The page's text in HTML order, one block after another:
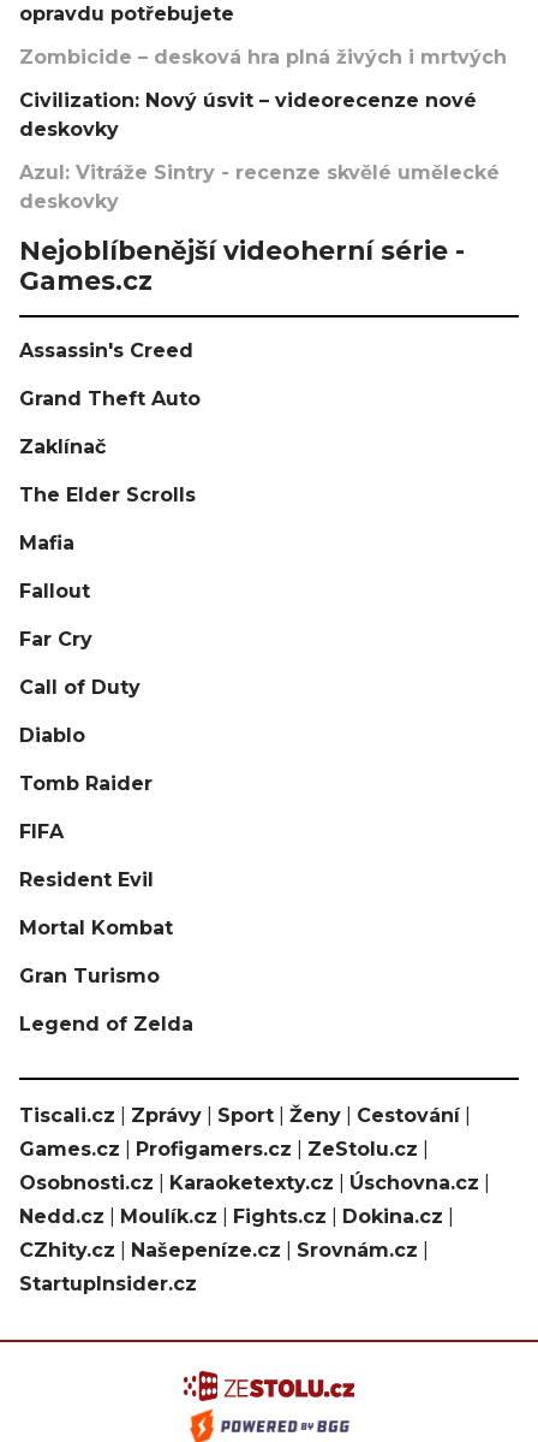
opravdu potřebujete
Zombicide – desková hra plná živých i mrtvých
Civilization: Nový úsvit – videorecenze nové
deskovky
Azul: Vitráže Sintry - recenze skvělé umělecké
deskovky
Nejoblíbenější videoherní série -
Games.cz
Assassin's Creed
Grand Theft Auto
Zaklínač
The Elder Scrolls
Mafia
Fallout
Far Cry
Call of Duty
Diablo
Tomb Raider
FIFA
Resident Evil
Mortal Kombat
Gran Turismo
Legend of Zelda
Tiscali.cz Zprávy Sport Ženy Cestování|
Games.cz
Profigamers.cz ZeStolu.cz
Osobnosti.cz
Karaoketexty.cz Úschovna.cz
Nedd.cz
Moulík.cz Fights.cz Dokina.cz
CZhity.cz
Našepeníze.cz Srovnám.cz
StartupInsider.cz